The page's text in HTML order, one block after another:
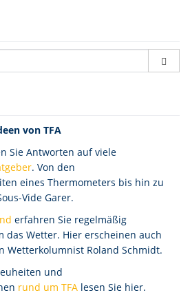
von TFA
Sie Antworten auf viele
. Von den
eines Thermometers bis hin zu
Vide Garer.
erfahren Sie regelmäßig
das Wetter. Hier erscheinen auch
Wetterkolumnist Roland Schmidt.
und
rund um TFA lesen Sie hier.